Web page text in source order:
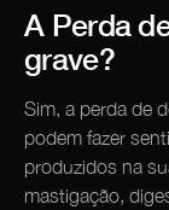
A Perda
grave?
Sim, a perda de
podem fazer
produzidos na
mastigação,